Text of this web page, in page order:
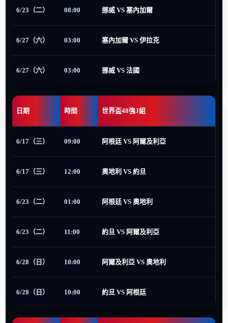
6/23（二） 08:00 挪威 VS 塞內加爾
6/27（六） 03:00 塞內加爾 VS 伊拉克
6/27（六） 03:00 挪威 VS 法國
日期 時間 世界盃48強J組
6/17（三） 09:00 阿根廷 VS 阿爾及利亞
6/17（三） 12:00 奧地利 VS 約旦
6/23（二） 01:00 阿根廷 VS 奧地利
6/23（二） 11:00 約旦 VS 阿爾及利亞
6/28（日） 10:00 阿爾及利亞 VS 奧地利
6/28（日） 10:00 約旦 VS 阿根廷